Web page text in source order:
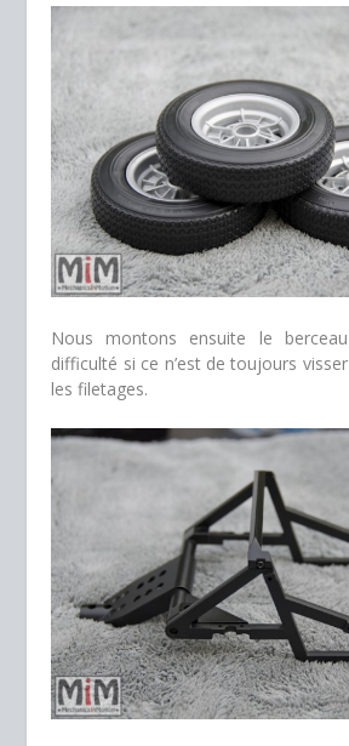
Nous montons ensuite le
difficulté si ce n’est de toujours
les filetages.